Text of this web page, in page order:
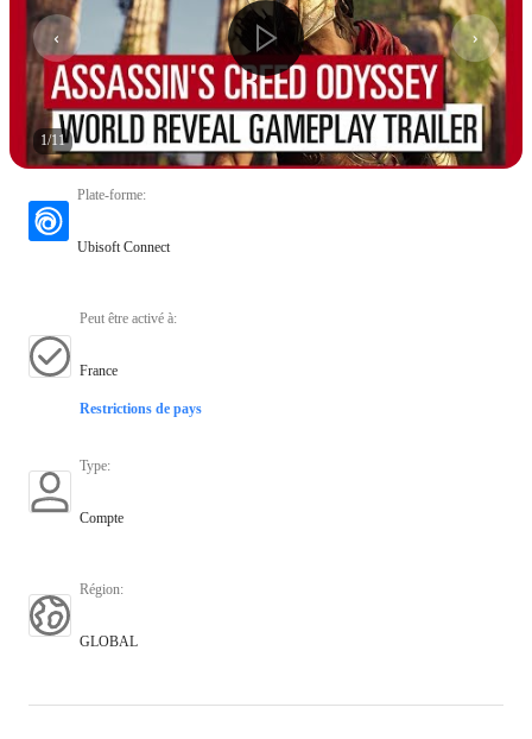
1/11
Plate-forme:
Ubisoft Connect
Peut être activé à:
France
Restrictions de pays
Type:
Compte
Région:
GLOBAL